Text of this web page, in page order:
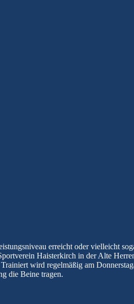
erreicht oder vielleicht
Haisterkirch in der Alte
wird regelmäßig am
die Beine tragen.